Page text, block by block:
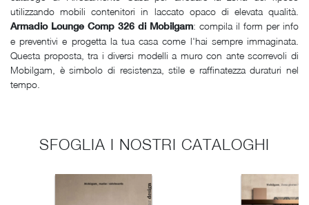
utilizzando mobili contenitori in laccato opaco di elevata qualità.
Armadio Lounge Comp 326 di Mobilgam: compila il form per info
e preventivi e progetta la tua casa come l'hai sempre immaginata.
Questa proposta, tra i diversi modelli a muro con ante scorrevoli di
Mobilgam, è simbolo di resistenza, stile e raffinatezza duraturi nel
tempo.
SFOGLIA I NOSTRI CATALOGHI